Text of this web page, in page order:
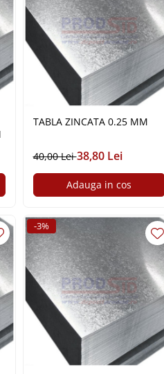
TABLA ZINCATA 0.25 MM
40,00 Lei38,80 Lei
Adauga in cos
-3%